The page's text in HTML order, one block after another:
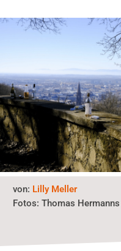
von: Lilly Meller
Fotos:Thomas Hermanns